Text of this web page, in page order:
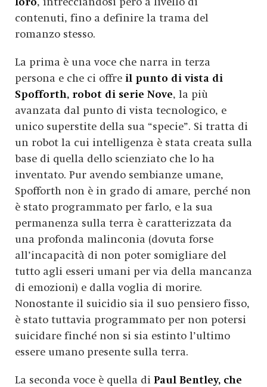
contenuti, fino a definire la trama del
romanzo stesso.
La prima è una voce che narra in terza
persona e che ci offre il punto di vista di
Spofforth, robot di serie Nove, la più
avanzata dal punto di vista tecnologico, e
unico superstite della sua “specie”. Si tratta di
un robot la cui intelligenza è stata creata sulla
base di quella dello scienziato che lo ha
inventato. Pur avendo sembianze umane,
Spofforth non è in grado di amare, perché non
è stato programmato per farlo, e la sua
permanenza sulla terra è caratterizzata da
una profonda malinconia (dovuta forse
all’incapacità di non poter somigliare del
tutto agli esseri umani per via della mancanza
di emozioni) e dalla voglia di morire.
Nonostante il suicidio sia il suo pensiero fisso,
è stato tuttavia programmato per non potersi
suicidare finché non si sia estinto l’ultimo
essere umano presente sulla terra.
La seconda voce è quella di Paul Bentley, che